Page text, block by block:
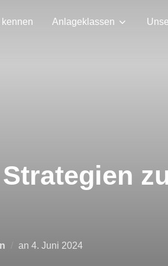
kennen Anlageklassen
an Veröffentlicht
4. Juni 2024